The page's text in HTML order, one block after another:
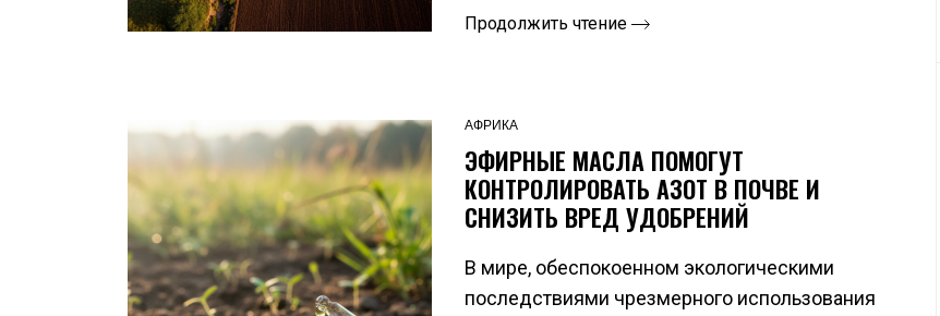
Продолжить чтение
АФРИКА
ЭФИРНЫЕ МАСЛА ПОМОГУТ
КОНТРОЛИРОВАТЬ АЗОТ В ПОЧВЕ И
СНИЗИТЬ ВРЕД УДОБРЕНИЙ
В мире, обеспокоенном экологическими
последствиями чрезмерного использования